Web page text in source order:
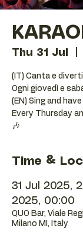
Thu 31 Jul
(IT) Canta e
Ogni giovedì e
(EN) Sing and
Every Thursday
🎶
Time &
31 Jul 2025,
2025, 00:00
QUO Bar, Viale
Milano MI, Italy